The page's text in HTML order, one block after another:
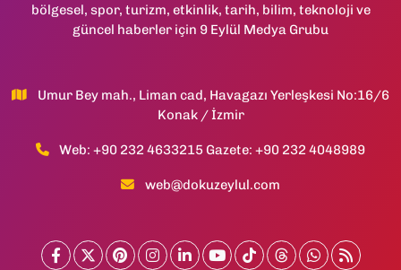
bölgesel, spor, turizm, etkinlik, tarih, bilim, teknoloji ve
güncel haberler için 9 Eylül Medya Grubu
Umur Bey mah., Liman cad, Havagazı Yerleşkesi No:16/6
Konak / İzmir
Web: +90 232 4633215 Gazete: +90 232 4048989
web@dokuzeylul.com